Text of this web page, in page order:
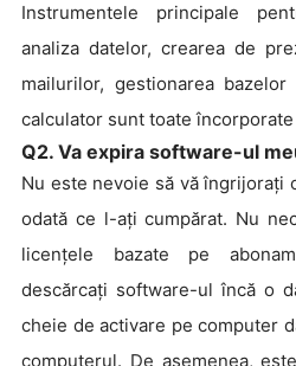
Instrumentele principale
analiza datelor, crearea de
mailurilor, gestionarea
calculator sunt toate
Q2. Va expira software-ul
Nu este nevoie să vă îngrijorați
odată ce l-ați cumpărat. Nu
licențele bazate pe
descărcați software-ul încă o
cheie de activare pe computer
computerul. De asemenea,